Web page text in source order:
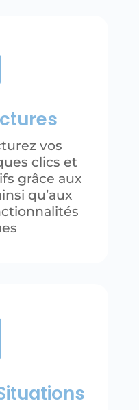
vos
clics et
grâce aux
qu’aux